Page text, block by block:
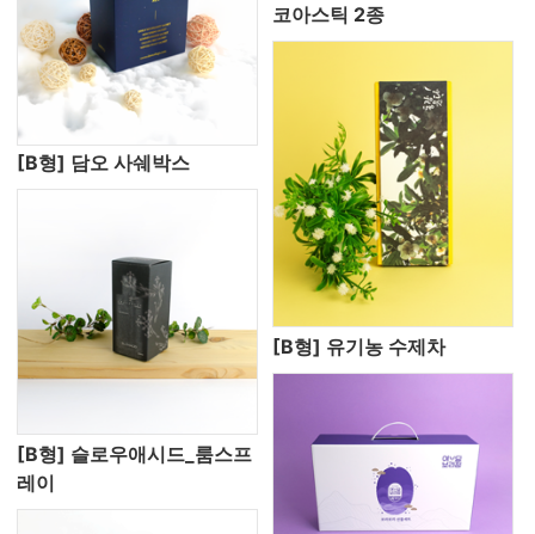
[B형] 담오 사쉐박스
코아스틱 2종
[B형] 슬로우애시드_룸스프
레이
[B형] 유기농 수제차